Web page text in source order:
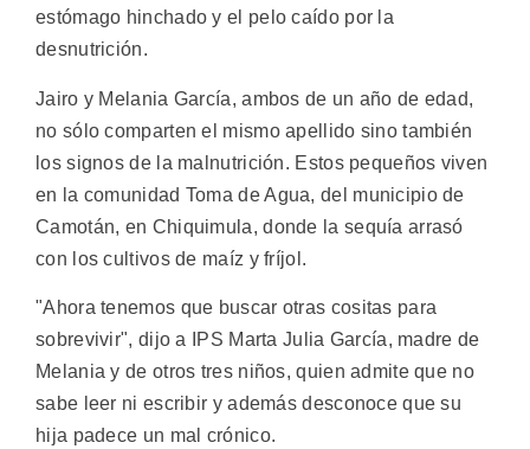
estómago hinchado y el pelo caído por la
desnutrición.
Jairo y Melania García, ambos de un año de edad,
no sólo comparten el mismo apellido sino también
los signos de la malnutrición. Estos pequeños viven
en la comunidad Toma de Agua, del municipio de
Camotán, en Chiquimula, donde la sequía arrasó
con los cultivos de maíz y fríjol.
"Ahora tenemos que buscar otras cositas para
sobrevivir", dijo a IPS Marta Julia García, madre de
Melania y de otros tres niños, quien admite que no
sabe leer ni escribir y además desconoce que su
hija padece un mal crónico.